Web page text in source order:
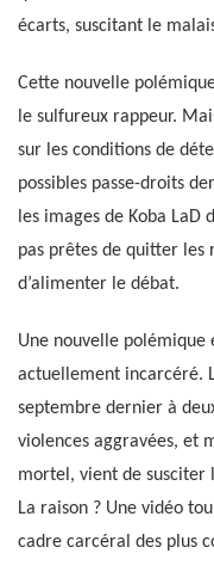
écarts, suscitant le
Cette nouvelle
le sulfureux rappeur.
sur les conditions de
possibles passe-droits
les images de Koba LaD
pas prêtes de quitter les
d’alimenter le débat.
Une nouvelle polémique
actuellement incarcéré.
septembre dernier à
violences aggravées, et
mortel, vient de susciter
La raison ? Une vidéo
cadre carcéral des plus